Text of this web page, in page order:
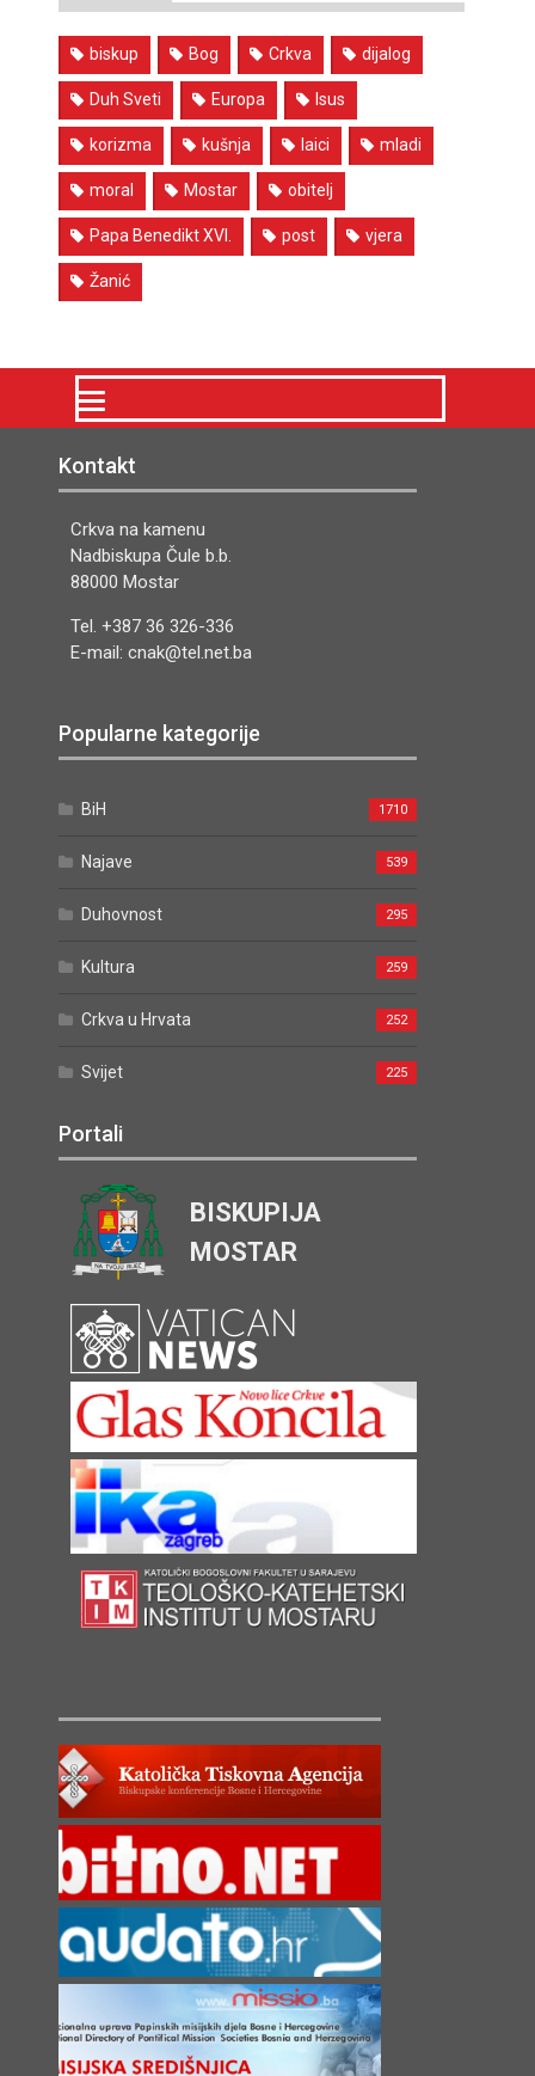
biskup Bog Crkva dijalog
Duh Sveti Europa Isus
korizma kušnja laici mladi
moral Mostar obitelj
Papa Benedikt XVI. post vjera
Žanić
Kontakt
Crkva na kamenu
Nadbiskupa Čule b.b.
88000 Mostar
Tel. +387 36 326-336
E-mail: cnak@tel.net.ba
Popularne kategorije
BiH 1710
Najave 539
Duhovnost 295
Kultura 259
Crkva u Hrvata 252
Svijet 225
Portali
BISKUPIJA
MOSTAR